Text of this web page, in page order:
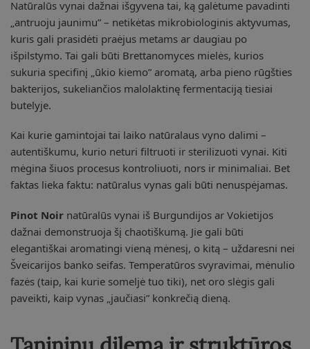
Natūralūs vynai dažnai išgyvena tai, ką galėtume pavadinti
„antruoju jaunimu” – netikėtas mikrobiologinis aktyvumas,
kuris gali prasidėti praėjus metams ar daugiau po
išpilstymo. Tai gali būti Brettanomyces mielės, kurios
sukuria specifinį „ūkio kiemo” aromatą, arba pieno rūgšties
bakterijos, sukeliančios malolaktinę fermentaciją tiesiai
butelyje.
Kai kurie gamintojai tai laiko natūralaus vyno dalimi –
autentiškumu, kurio neturi filtruoti ir sterilizuoti vynai. Kiti
mėgina šiuos procesus kontroliuoti, nors ir minimaliai. Bet
faktas lieka faktu: natūralus vynas gali būti nenuspėjamas.
Pinot Noir natūralūs vynai iš Burgundijos ar Vokietijos
dažnai demonstruoja šį chaotiškumą. Jie gali būti
elegantiškai aromatingi vieną mėnesį, o kitą – uždaresni nei
Šveicarijos banko seifas. Temperatūros svyravimai, mėnulio
fazės (taip, kai kurie someljė tuo tiki), net oro slėgis gali
paveikti, kaip vynas „jaučiasi” konkrečią dieną.